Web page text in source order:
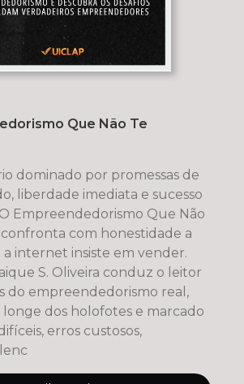
Que Não Te
dominado por promessas de
liberdade imediata e sucesso
Empreendedorismo Que Não
com honestidade a
internet insiste em vender.
S. Oliveira conduz o leitor
do empreendedorismo real,
dos holofotes e marcado
erros custosos,